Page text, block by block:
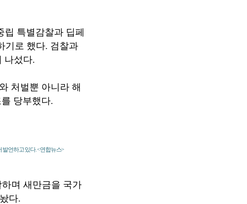
특별감찰과 딥페
기로 했다. 검찰과
나섰다.
처벌뿐 아니라 해
당부했다.
발언하고 있다. <연합뉴스>
며 새만금을 국가
다.